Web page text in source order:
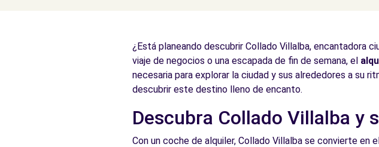
¿Está planeando descubrir Collado Villalba, encantadora
viaje de negocios o una escapada de fin de semana, el
necesaria para explorar la ciudad y sus alrededores a su
descubrir este destino lleno de encanto.
Descubra Collado Villalba y
Con un coche de alquiler, Collado Villalba se convierte en